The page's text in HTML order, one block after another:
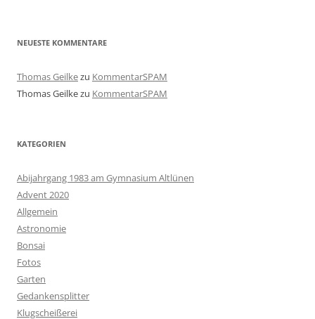
NEUESTE KOMMENTARE
Thomas Geilkezu KommentarSPAM
Thomas Geilkezu KommentarSPAM
KATEGORIEN
Abijahrgang 1983 am Gymnasium Altlünen
Advent 2020
Allgemein
Astronomie
Bonsai
Fotos
Garten
Gedankensplitter
Klugscheißerei